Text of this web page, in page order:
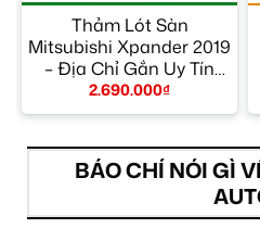
Thảm Lót Sàn
Mitsubishi Xpander 2019
– Địa Chỉ Gắn Uy Tín
TPHCM
2.690.000₫
BÁO CHÍ NÓI GÌ